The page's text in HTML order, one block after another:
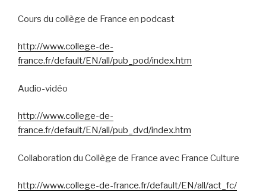
Cours du collège de France en podcast
http://www.college-de-
france.fr/default/EN/all/pub_pod/index.htm
Audio-vidéo
http://www.college-de-
france.fr/default/EN/all/pub_dvd/index.htm
Collaboration du Collège de France avec France Culture
http://www.college-de-france.fr/default/EN/all/act_fc/